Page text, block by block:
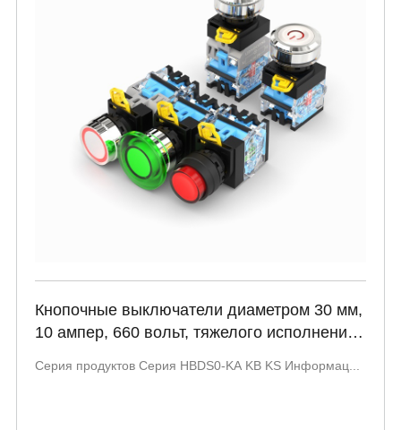
Кнопочные выключатели диаметром 30 мм,
10 ампер, 660 вольт, тяжелого исполнения,
выключатели, 22 мм, СП3Т, серия HBDS0-
Серия продуктов Серия HBDS0-KA KB KS Информац...